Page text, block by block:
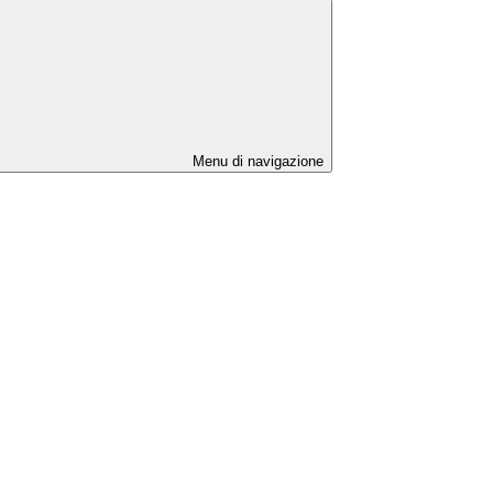
Menu di navigazione